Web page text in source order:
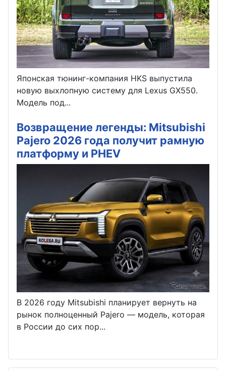
Японская тюнинг-компания HKS выпустила
новую выхлопную систему для Lexus GX550.
Модель под...
Возвращение легенды: Mitsubishi
Pajero 2026 года получит рамную
платформу и PHEV
В 2026 году Mitsubishi планирует вернуть на
рынок полноценный Pajero — модель, которая
в России до сих пор...